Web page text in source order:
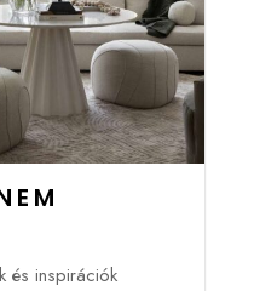
és inspirációk